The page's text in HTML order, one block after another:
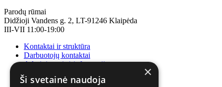
Parodų rūmai
Didžioji Vandens g. 2, LT-91246 Klaipėda
III-VII 11:00-19:00
Kontaktai ir struktūra
Darbuotojų kontaktai
Administracinė informacija
Korupcijos prevencija
×
Ši svetainė naudoja